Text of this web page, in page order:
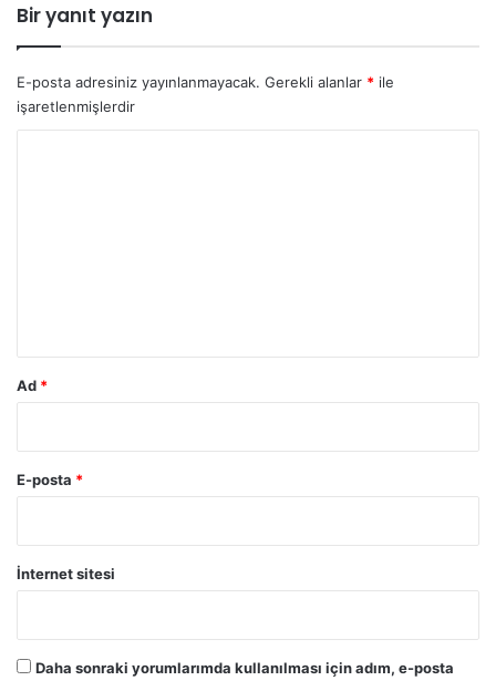
Bir yanıt yazın
E-posta adresiniz yayınlanmayacak. Gerekli alanlar * ile
işaretlenmişlerdir
Ad *
E-posta *
İnternet sitesi
Daha sonraki yorumlarımda kullanılması için adım, e-posta